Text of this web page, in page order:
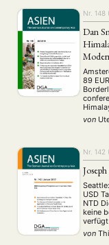
Präsentation (13)
Religion
Summer School (10)
Umwelt (45)
Nr. 148
Dan
89
and
von
Nr. 142
USD
NTD
keine
von